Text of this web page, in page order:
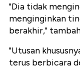
"Dia tidak
menginginkan
berakhir,"
"Utusan
terus berbicara